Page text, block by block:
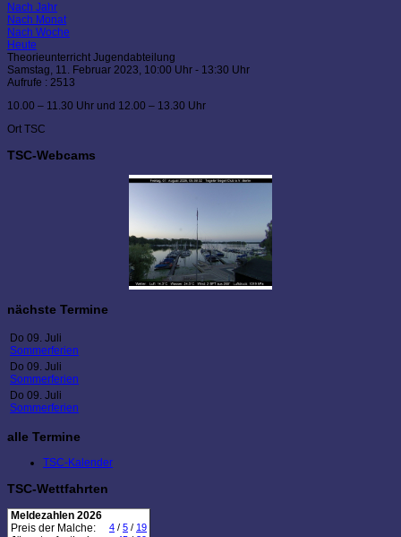
Nach Jahr
Nach Monat
Nach Woche
Heute
Theorieunterricht Jugendabteilung
Samstag, 11. Februar 2023, 10:00 Uhr - 13:30 Uhr
Aufrufe : 2513
10.00 – 11.30 Uhr und 12.00 – 13.30 Uhr
Ort TSC
TSC-Webcams
nächste Termine
Do 09. Juli
Sommerferien
Do 09. Juli
Sommerferien
Do 09. Juli
Sommerferien
alle Termine
TSC-Kalender
TSC-Wettfahrten
Meldezahlen 2026
Preis der Malche:
4 / 5 / 19